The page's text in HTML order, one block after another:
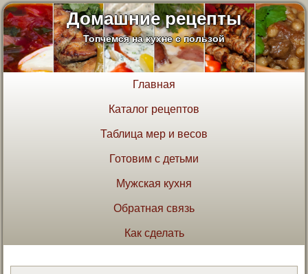
Домашние рецепты
Топчемся на кухне с пользой
Главная
Каталог рецептов
Таблица мер и весов
Готовим с детьми
Мужская кухня
Обратная связь
Как сделать